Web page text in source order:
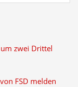
zwei Drittel
FSD melden